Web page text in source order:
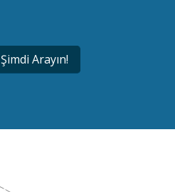
Şimdi Arayın!